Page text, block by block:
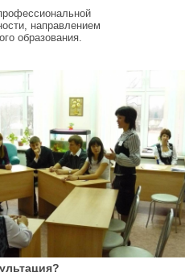
направлением
образования.